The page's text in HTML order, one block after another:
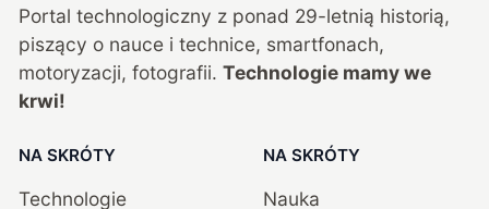
Portal technologiczny z ponad 29-letnią historią,
piszący o nauce i technice, smartfonach,
motoryzacji, fotografii. Technologie mamy we
krwi!
NA SKRÓTY
Technologie
NA SKRÓTY
Nauka